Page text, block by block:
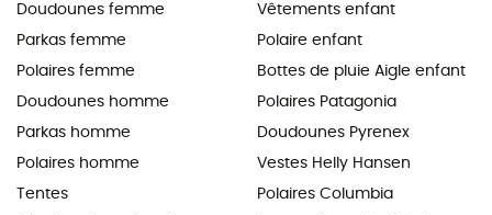
Doudounes femme
Parkas femme
Polaires femme
Doudounes homme
Parkas homme
Polaires homme
Tentes
Vêtements enfant
Polaire enfant
Bottes de pluie Aigle enfant
Polaires Patagonia
Doudounes Pyrenex
Vestes Helly Hansen
Polaires Columbia